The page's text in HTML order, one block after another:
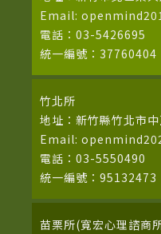
Email:
電話：03-5426695
統一編號：37760404
竹北所
地址：新竹縣竹北市
Email:
電話：03-5550490
統一編號：95132473
苗栗所(寬宏心理諮商